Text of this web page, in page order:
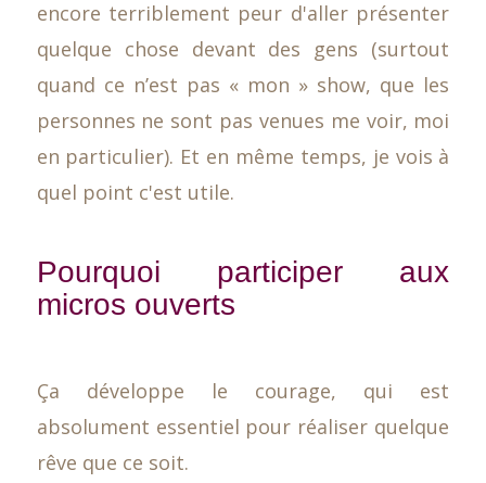
encore terriblement peur d'aller présenter
quelque chose devant des gens (surtout
quand ce n’est pas « mon » show, que les
personnes ne sont pas venues me voir, moi
en particulier). Et en même temps, je vois à
quel point c'est utile.
Pourquoi participer aux
micros ouverts
Ça développe le courage, qui est
absolument essentiel pour réaliser quelque
rêve que ce soit.